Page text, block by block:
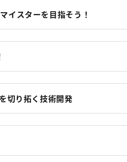
イスターを目指そう！
切り拓く技術開発